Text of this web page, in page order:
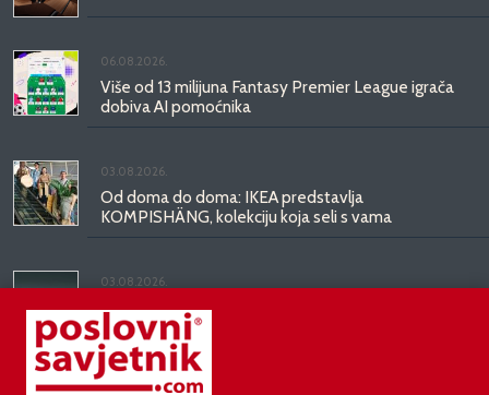
06.08.2026.
Više od 13 milijuna Fantasy Premier League igrača
dobiva AI pomoćnika
03.08.2026.
Od doma do doma: IKEA predstavlja
KOMPISHÄNG, kolekciju koja seli s vama
03.08.2026.
Kineski BYD predstavio luksuznu limuzinu veću od
Mercedesove S-klase, obećava domet do 1.000
kilometara